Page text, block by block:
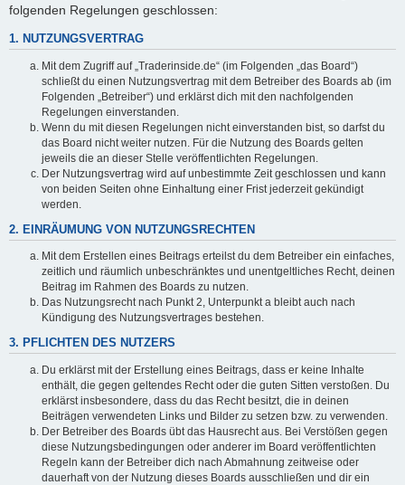
folgenden Regelungen geschlossen:
1. NUTZUNGSVERTRAG
Mit dem Zugriff auf „Traderinside.de“ (im Folgenden „das Board“)
schließt du einen Nutzungsvertrag mit dem Betreiber des Boards ab (im
Folgenden „Betreiber“) und erklärst dich mit den nachfolgenden
Regelungen einverstanden.
Wenn du mit diesen Regelungen nicht einverstanden bist, so darfst du
das Board nicht weiter nutzen. Für die Nutzung des Boards gelten
jeweils die an dieser Stelle veröffentlichten Regelungen.
Der Nutzungsvertrag wird auf unbestimmte Zeit geschlossen und kann
von beiden Seiten ohne Einhaltung einer Frist jederzeit gekündigt
werden.
2. EINRÄUMUNG VON NUTZUNGSRECHTEN
Mit dem Erstellen eines Beitrags erteilst du dem Betreiber ein einfaches,
zeitlich und räumlich unbeschränktes und unentgeltliches Recht, deinen
Beitrag im Rahmen des Boards zu nutzen.
Das Nutzungsrecht nach Punkt 2, Unterpunkt a bleibt auch nach
Kündigung des Nutzungsvertrages bestehen.
3. PFLICHTEN DES NUTZERS
Du erklärst mit der Erstellung eines Beitrags, dass er keine Inhalte
enthält, die gegen geltendes Recht oder die guten Sitten verstoßen. Du
erklärst insbesondere, dass du das Recht besitzt, die in deinen
Beiträgen verwendeten Links und Bilder zu setzen bzw. zu verwenden.
Der Betreiber des Boards übt das Hausrecht aus. Bei Verstößen gegen
diese Nutzungsbedingungen oder anderer im Board veröffentlichten
Regeln kann der Betreiber dich nach Abmahnung zeitweise oder
dauerhaft von der Nutzung dieses Boards ausschließen und dir ein